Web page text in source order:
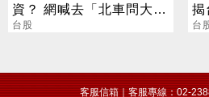
資？ 網喊去「北車問大
師」：保證專業
台股
揭
台
客服信箱｜客服專線：02-